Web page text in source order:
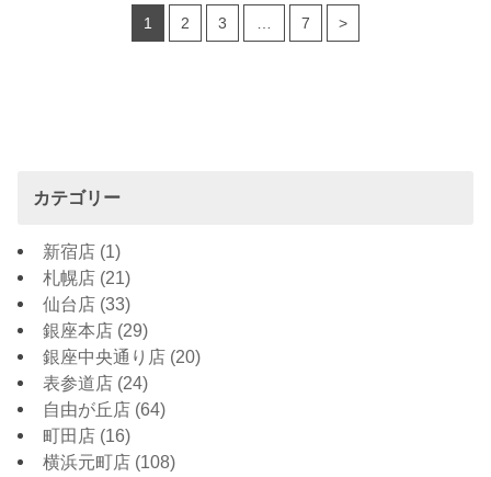
1 2 3 … 7 >
カテゴリー
新宿店 (1)
札幌店 (21)
仙台店 (33)
銀座本店 (29)
銀座中央通り店 (20)
表参道店 (24)
自由が丘店 (64)
町田店 (16)
横浜元町店 (108)